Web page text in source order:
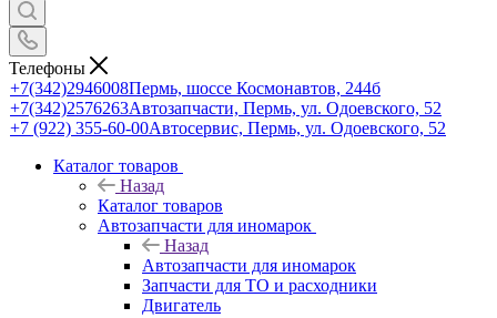
Телефоны
+7(342)2946008Пермь, шоссе Космонавтов, 244б
+7(342)2576263Автозапчасти, Пермь, ул. Одоевского, 52
+7 (922) 355-60-00Автосервис, Пермь, ул. Одоевского, 52
Каталог товаров
Назад
Каталог товаров
Автозапчасти для иномарок
Назад
Автозапчасти для иномарок
Запчасти для ТО и расходники
Двигатель